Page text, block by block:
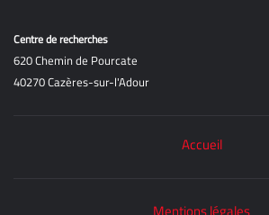
Centre de recherches
620 Chemin de Pourcate
40270 Cazères-sur-l'Adour
Accueil